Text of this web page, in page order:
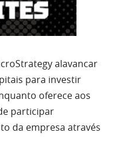
alavancar
para investir
oferece aos
participar
da empresa através